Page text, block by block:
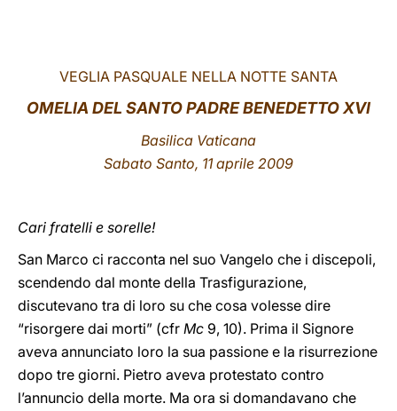
VEGLIA PASQUALE NELLA NOTTE SANTA
OMELIA DEL SANTO PADRE BENEDETTO XVI
Basilica Vaticana
Sabato Santo, 11 aprile 2009
Cari fratelli e sorelle!
San Marco ci racconta nel suo Vangelo che i discepoli,
scendendo dal monte della Trasfigurazione,
discutevano tra di loro su che cosa volesse dire
“risorgere dai morti” (cfr Mc 9, 10). Prima il Signore
aveva annunciato loro la sua passione e la risurrezione
dopo tre giorni. Pietro aveva protestato contro
l’annuncio della morte. Ma ora si domandavano che